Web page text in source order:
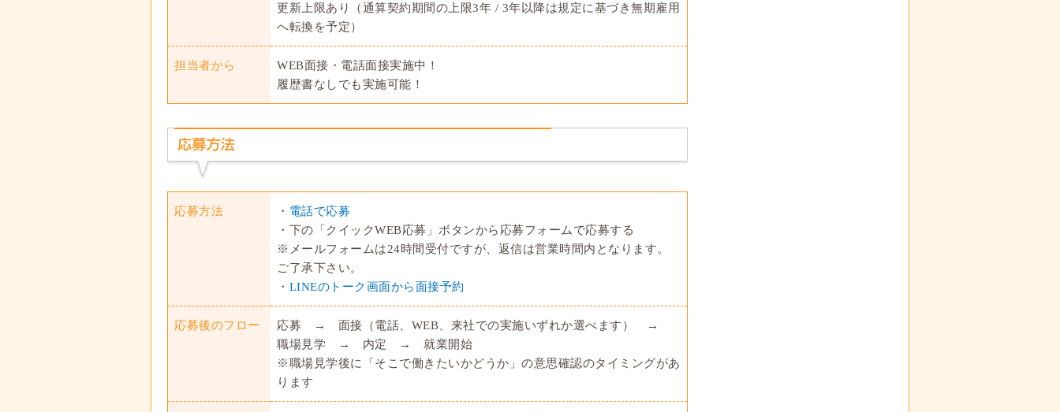
更新上限あり（通算契約期間の上限3年 / 3年以降は規定に基づき無期雇用
へ転換を予定）
担当者から
WEB面接・電話面接実施中！
履歴書なしでも実施可能！
応募方法 ・ 電話で応募
・下の「クイックWEB応募」ボタンから応募フォームで応募する
※メールフォームは24時間受付ですが、返信は営業時間内となります。
ご了承下さい。
・ LINEのトーク画面から面接予約
応募後のフロー
応募 → 面接（電話、WEB、来社での実施いずれか選べます） →
職場見学 → 内定 → 就業開始
※職場見学後に「そこで働きたいかどうか」の意思確認のタイミングがあ
ります